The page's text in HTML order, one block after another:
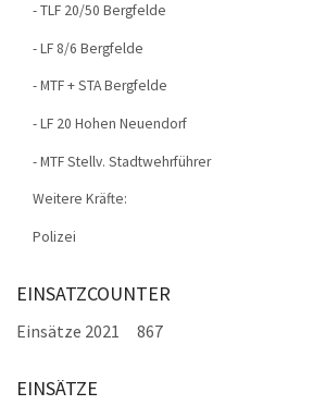
- TLF 20/50 Bergfelde
- LF 8/6 Bergfelde
- MTF + STA Bergfelde
- LF 20 Hohen Neuendorf
- MTF Stellv. Stadtwehrführer
Weitere Kräfte:
Polizei
EINSATZCOUNTER
Einsätze 2021 867
EINSÄTZE